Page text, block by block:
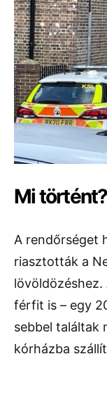
Mi történt?
A rendőrséget
riasztották a
férfit is – egy
sebbel találtak
kórházba